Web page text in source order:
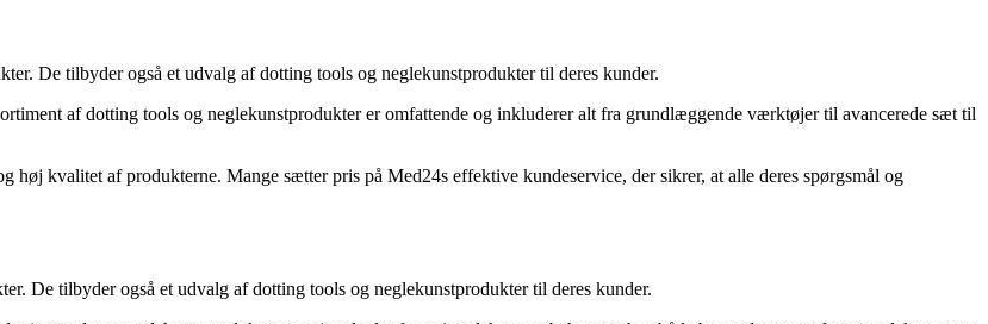
De tilbyder også et udvalg af dotting tools og neglekunstprodukter til deres kunder.
af dotting tools og neglekunstprodukter er omfattende og inkluderer alt fra grundlæggende værktøjer til avancerede sæt til
høj kvalitet af produkterne. Mange sætter pris på Med24s effektive kundeservice, der sikrer, at alle deres spørgsmål og
De tilbyder også et udvalg af dotting tools og neglekunstprodukter til deres kunder.